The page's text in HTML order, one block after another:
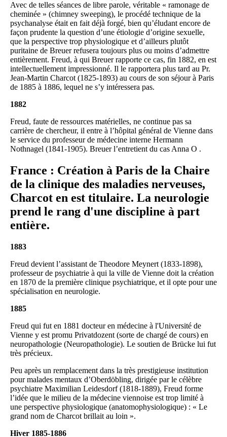
Avec de telles séances de libre parole, véritable « ramonage de
cheminée » (chimney sweeping), le procédé technique de la
psychanalyse était en fait déjà forgé, bien qu’éludant encore de
façon prudente la question d’une étiologie d’origine sexuelle,
que la perspective trop physiologique et d’ailleurs plutôt
puritaine de Breuer refusera toujours plus ou moins d’admettre
entièrement. Freud, à qui Breuer rapporte ce cas, fin 1882, en est
intellectuellement impressionné. Il le rapportera plus tard au Pr.
Jean-Martin Charcot (1825-1893) au cours de son séjour à Paris
de 1885 à 1886, lequel ne s’y intéressera pas.
1882
Freud, faute de ressources matérielles, ne continue pas sa
carrière de chercheur, il entre à l’hôpital général de Vienne dans
le service du professeur de médecine interne Hermann
Nothnagel (1841-1905). Breuer l’entretient du cas Anna O .
France : Création à Paris de la Chaire
de la clinique des maladies nerveuses,
Charcot en est titulaire. La neurologie
prend le rang d'une discipline à part
entière.
1883
Freud devient l’assistant de Theodore Meynert (1833-1898),
professeur de psychiatrie à qui la ville de Vienne doit la création
en 1870 de la première clinique psychiatrique, et il opte pour une
spécialisation en neurologie.
1885
Freud qui fut en 1881 docteur en médecine à l'Université de
Vienne y est promu Privatdozent (sorte de chargé de cours) en
neuropathologie (Neuropathologie). Le soutien de Brücke lui fut
très précieux.
Peu après un remplacement dans la très prestigieuse institution
pour malades mentaux d’Oberdöbling, dirigée par le célèbre
psychiatre Maximilian Leidesdorf (1818-1889), Freud forme
l’idée que le milieu de la médecine viennoise est trop limité à
une perspective physiologique (anatomophysiologique) : « Le
grand nom de Charcot brillait au loin ».
Hiver 1885-1886